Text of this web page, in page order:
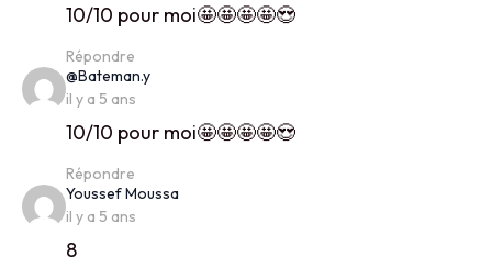
10/10 pour moi🤩🤩🤩🤩😍
Répondre
@Bateman.ysays:
il y a 5 ans
10/10 pour moi🤩🤩🤩🤩😍
Répondre
Youssef Moussasays:
il y a 5 ans
8